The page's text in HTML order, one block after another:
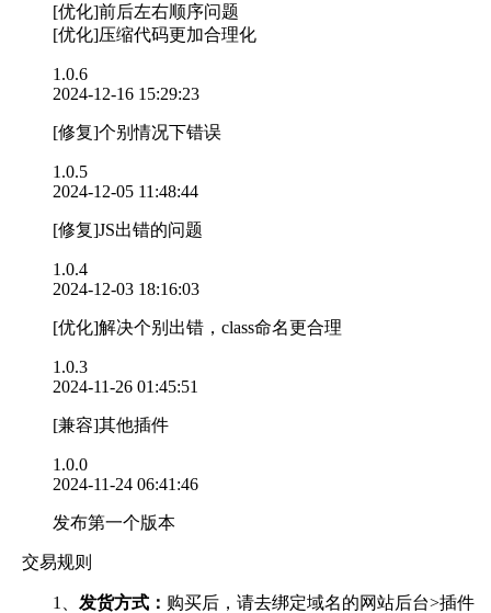
[优化]前后左右顺序问题
[优化]压缩代码更加合理化
1.0.6
2024-12-16 15:29:23
[修复]个别情况下错误
1.0.5
2024-12-05 11:48:44
[修复]JS出错的问题
1.0.4
2024-12-03 18:16:03
[优化]解决个别出错，class命名更合理
1.0.3
2024-11-26 01:45:51
[兼容]其他插件
1.0.0
2024-11-24 06:41:46
发布第一个版本
交易规则
1、 发货方式： 购买后，请去绑定域名的网站后台>插件